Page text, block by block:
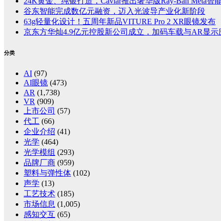
谷东智能完成数亿元融资，迈入光波导产业化新阶段
63g轻量化设计！五周年新品VITURE Pro 2 XR眼镜发布
京东方华灿4.9亿元控股新公司成立，加码车载与AR显示
分类
AI (97)
AI眼镜 (473)
AR (1,738)
VR (909)
上市公司 (57)
代工 (66)
企业介绍 (41)
光学 (464)
光学模组 (293)
品牌厂商 (959)
塑料与弹性体 (102)
声学 (13)
工艺技术 (185)
市场信息 (1,005)
感知交互 (65)